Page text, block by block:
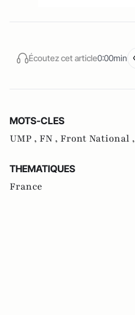
Écoutez cet article0:00min
MOTS-CLES
UMP , FN , Front National ,
THEMATIQUES
France